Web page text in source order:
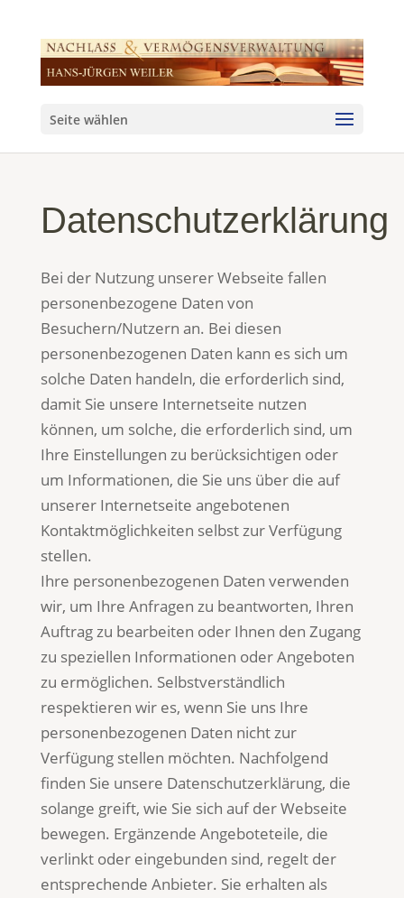
Seite wählen
Datenschutzerklärung
Bei der Nutzung unserer Webseite fallen
personenbezogene Daten von
Besuchern/Nutzern an. Bei diesen
personenbezogenen Daten kann es sich um
solche Daten handeln, die erforderlich sind,
damit Sie unsere Internetseite nutzen
können, um solche, die erforderlich sind, um
Ihre Einstellungen zu berücksichtigen oder
um Informationen, die Sie uns über die auf
unserer Internetseite angebotenen
Kontaktmöglichkeiten selbst zur Verfügung
stellen.
Ihre personenbezogenen Daten verwenden
wir, um Ihre Anfragen zu beantworten, Ihren
Auftrag zu bearbeiten oder Ihnen den Zugang
zu speziellen Informationen oder Angeboten
zu ermöglichen. Selbstverständlich
respektieren wir es, wenn Sie uns Ihre
personenbezogenen Daten nicht zur
Verfügung stellen möchten. Nachfolgend
finden Sie unsere Datenschutzerklärung, die
solange greift, wie Sie sich auf der Webseite
bewegen. Ergänzende Angeboteteile, die
verlinkt oder eingebunden sind, regelt der
entsprechende Anbieter. Sie erhalten als